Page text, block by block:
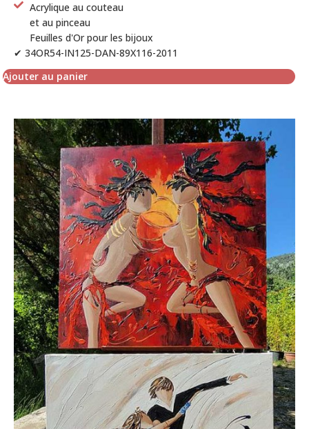
Acrylique au couteau
et au pinceau
Feuilles d'Or pour les bijoux
✔ 34OR54-IN125-DAN-89X116-2011
Ajouter au panier